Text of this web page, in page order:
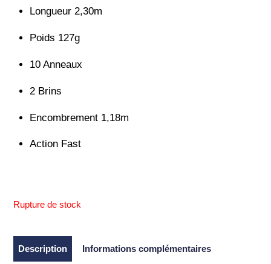
Longueur 2,30m
Poids 127g
10 Anneaux
2 Brins
Encombrement 1,18m
Action Fast
Rupture de stock
Description Informations complémentaires